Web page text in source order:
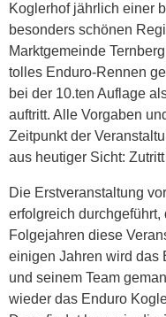
Koglerhof jährlich einer
besonders schönen
Marktgemeinde
tolles Enduro-Rennen
bei der 10.ten Auflage
auftritt. Alle Vorgaben
Zeitpunkt der
aus heutiger Sicht:
Die Erstveranstaltung
erfolgreich durchgeführt,
Folgejahren diese
einigen Jahren wird das
und seinem Team
wieder das Enduro